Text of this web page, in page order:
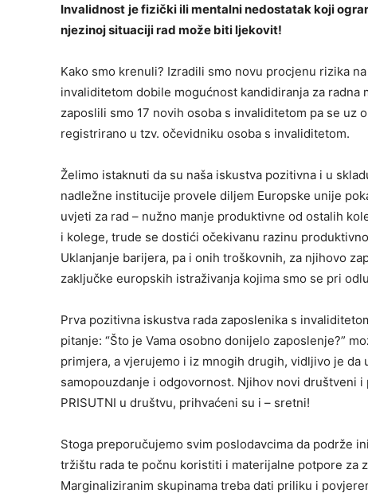
Invalidnost je fizički ili mentalni nedostatak koji
njezinoj situaciji rad može biti ljekovit!
Kako smo krenuli? Izradili smo novu procjenu rizika
invaliditetom dobile mogućnost kandidiranja za
zaposlili smo 17 novih osoba s invaliditetom pa se uz
registrirano u tzv. očevidniku osoba s invaliditetom.
Želimo istaknuti da su naša iskustva pozitivna i u
nadležne institucije provele diljem Europske unije
uvjeti za rad – nužno manje produktivne od ostalih
i kolege, trude se dostići očekivanu razinu
Uklanjanje barijera, pa i onih troškovnih, za njihovo
zaključke europskih istraživanja kojima smo se pri
Prva pozitivna iskustva rada zaposlenika s
pitanje: “Što je Vama osobno donijelo zaposlenje?”
primjera, a vjerujemo i iz mnogih drugih, vidljivo je
samopouzdanje i odgovornost. Njihov novi društveni
PRISUTNI u društvu, prihvaćeni su i – sretni!
Stoga preporučujemo svim poslodavcima da podrže
tržištu rada te počnu koristiti i materijalne potpore za
Marginaliziranim skupinama treba dati priliku i